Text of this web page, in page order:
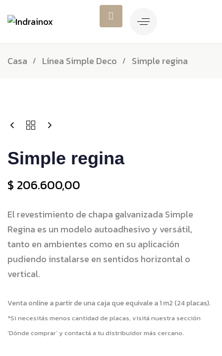
Casa Línea Simple Deco Simple regina
Simple regina
$ 206.600,00
El revestimiento de chapa galvanizada Simple
Regina es un modelo autoadhesivo y versátil,
tanto en ambientes como en su aplicación
pudiendo instalarse en sentidos horizontal o
vertical.
Venta online a partir de una caja que equivale a 1 m2 (24 placas).
*Si necesitás menos cantidad de placas, visitá nuestra sección
‘Dónde comprar’ y contactá a tu distribuidor más cercano.